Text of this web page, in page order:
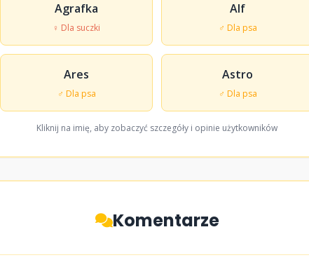
Agrafka
♀ Dla suczki
Alf
♂ Dla psa
Ares
♂ Dla psa
Astro
♂ Dla psa
Kliknij na imię, aby zobaczyć szczegóły i opinie użytkowników
Komentarze